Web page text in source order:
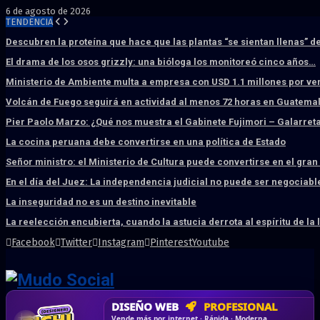
6 de agosto de 2026
TENDENCIA
Descubren la proteína que hace que las plantas “se sientan llenas”
El drama de los osos grizzly: una bióloga los monitoreó cinco años…
Ministerio de Ambiente multa a empresa con USD 1.1 millones por
Volcán de Fuego seguirá en actividad al menos 72 horas en
Pier Paolo Marzo: ¿Qué nos muestra el Gabinete Fujimori –
La cocina peruana debe convertirse en una política de Estado
Señor ministro: el Ministerio de Cultura puede convertirse en el
En el día del Juez: La independencia judicial no puede ser
La inseguridad no es un destino inevitable
La reelección encubierta, cuando la astucia derrota al espíritu de la
Facebook Twitter Instagram PinterestYoutube
HOSTING SSD SÚPER RÁPIDO
DISEÑO WEB PROFESIONAL
CRM & DASHBOARD A MEDIDA
CORREO CORPORATIVO